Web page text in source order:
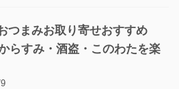
つまみお取り寄せおすすめ
らすみ・酒盗・このわたを楽